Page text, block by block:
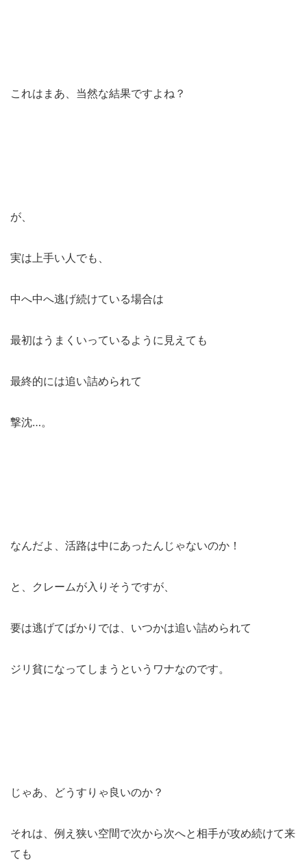
これはまあ、当然な結果ですよね？
が、
実は上手い人でも、
中へ中へ逃げ続けている場合は
最初はうまくいっているように見えても
最終的には追い詰められて
撃沈…。
なんだよ、活路は中にあったんじゃないのか！
と、クレームが入りそうですが、
要は逃げてばかりでは、いつかは追い詰められて
ジリ貧になってしまうというワナなのです。
じゃあ、どうすりゃ良いのか？
それは、例え狭い空間で次から次へと相手が攻め続けて来
ても